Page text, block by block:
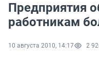
Предприятия
работникам
10 августа 2010, 14:17 2